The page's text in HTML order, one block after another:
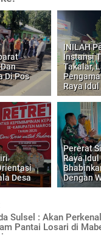
Di Pos
INILAH
Instansi
Takalar,
Raya
Desa
Pererat
Raya
Dengan
Sulsel : Akan
Pantai Losari di